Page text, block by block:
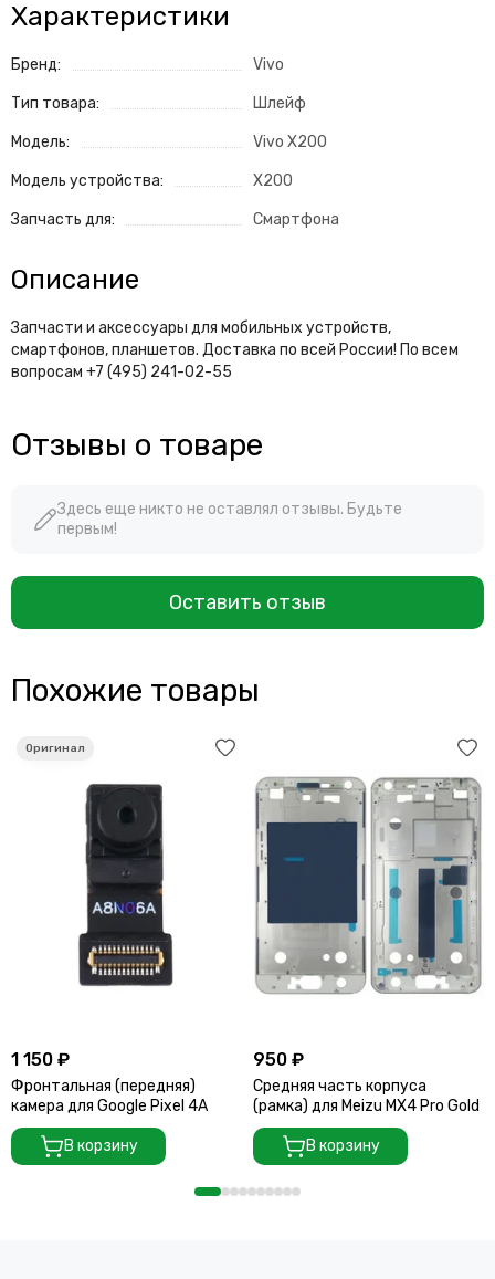
Характеристики
Бренд: Vivo
Тип товара: Шлейф
Модель: Vivo X200
Модель устройства: X200
Запчасть для: Смартфона
Описание
Запчасти и аксессуары для мобильных устройств,
смартфонов, планшетов. Доставка по всей России! По всем
вопросам +7 (495) 241-02-55
Отзывы о товаре
Здесь еще никто не оставлял отзывы. Будьте
первым!
Оставить отзыв
Похожие товары
1 150 ₽
Фронтальная (передняя)
камера для Google Pixel 4A
В корзину
950 ₽
Средняя часть корпуса
(рамка) для Meizu MX4 Pro Gold
В корзину